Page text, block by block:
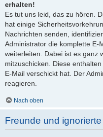
erhalten!
Es tut uns leid, das zu hören.
hat einige
Nachrichten senden,
Administrator die komplette E-
weiterleiten. Dabei ist es ganz
mitzuschicken. Diese
E-Mail verschickt hat. Der
reagieren.
Nach oben
Freunde und